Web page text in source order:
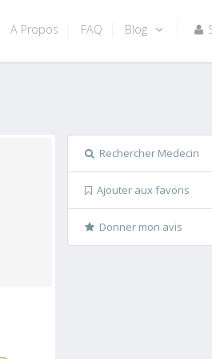
A Propos FAQ Blog
Rechercher Medecin
Ajouter aux favoris
Donner mon avis